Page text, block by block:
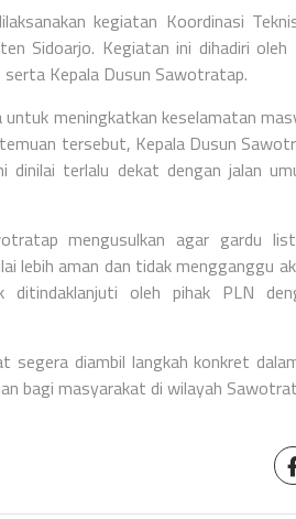
kegiatan Koordinasi
Sidoarjo. Kegiatan ini dihadiri oleh
Kepala Dusun Sawotratap.
untuk meningkatkan keselamatan
tersebut, Kepala Dusun
terlalu dekat dengan jalan
mengusulkan agar gardu
lebih aman dan tidak mengganggu
ditindaklanjuti oleh pihak PLN
segera diambil langkah konkret
bagi masyarakat di wilayah